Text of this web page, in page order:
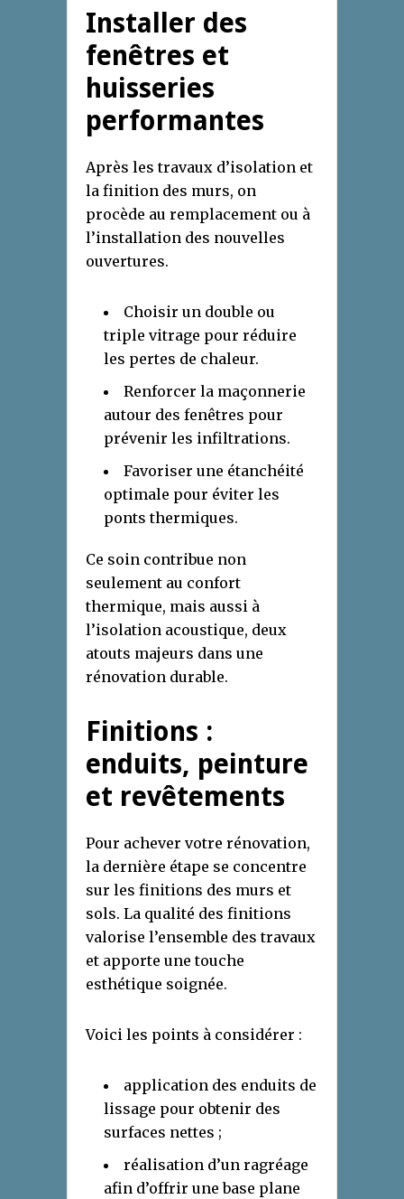
Installer des
fenêtres et
huisseries
performantes
Après les travaux d’isolation et
la finition des murs, on
procède au remplacement ou à
l’installation des nouvelles
ouvertures.
Choisir un double ou
triple vitrage pour réduire
les pertes de chaleur.
Renforcer la maçonnerie
autour des fenêtres pour
prévenir les infiltrations.
Favoriser une étanchéité
optimale pour éviter les
ponts thermiques.
Ce soin contribue non
seulement au confort
thermique, mais aussi à
l’isolation acoustique, deux
atouts majeurs dans une
rénovation durable.
Finitions :
enduits, peinture
et revêtements
Pour achever votre rénovation,
la dernière étape se concentre
sur les finitions des murs et
sols. La qualité des finitions
valorise l’ensemble des travaux
et apporte une touche
esthétique soignée.
Voici les points à considérer :
application des enduits de
lissage pour obtenir des
surfaces nettes ;
réalisation d’un ragréage
afin d’offrir une base plane